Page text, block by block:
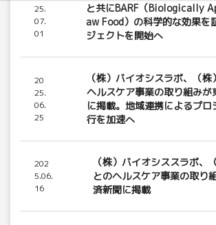
25.
07.
01
と共にBARF（Biologically
aw Food）の科学的な効果を
ジェクトを開始へ
20
25.
06.
25
（株）バイオシスラボ、（
ヘルスケア事業の取り組みが
に掲載。地域連携によるプロ
行を加速へ
202
5.06.
16
（株）バイオシススラボ、
とのヘルスケア事業の取り
済新聞に掲載